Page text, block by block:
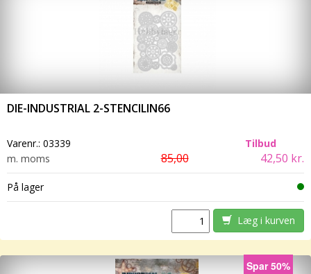
DIE-INDUSTRIAL 2-STENCILIN66
Varenr.: 03339
Tilbud
m. moms
85,00 42,50 kr.
På lager
Læg i kurven
Spar 50%